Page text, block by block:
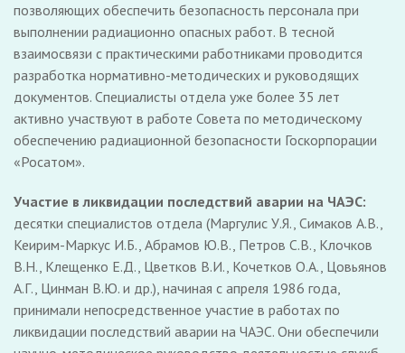
позволяющих обеспечить безопасность персонала при
выполнении радиационно опасных работ. В тесной
взаимосвязи с практическими работниками проводится
разработка нормативно-методических и руководящих
документов. Специалисты отдела уже более 35 лет
активно участвуют в работе Совета по методическому
обеспечению радиационной безопасности Госкорпорации
«Росатом».
Участие в ликвидации последствий аварии на ЧАЭС:
десятки специалистов отдела (Маргулис У.Я., Симаков А.В.,
Кеирим-Маркус И.Б., Абрамов Ю.В., Петров С.В., Клочков
В.Н., Клещенко Е.Д., Цветков В.И., Кочетков О.А., Цовьянов
А.Г., Цинман В.Ю. и др.), начиная с апреля 1986 года,
принимали непосредственное участие в работах по
ликвидации последствий аварии на ЧАЭС. Они обеспечили